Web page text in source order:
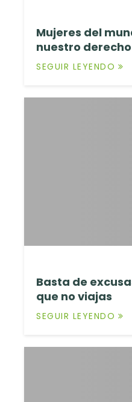
Mujeres del
nuestro
SEGUIR LEYENDO
Basta de
que no viajas
SEGUIR LEYENDO